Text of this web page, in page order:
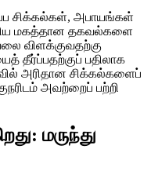
சிக்கல்கள், அபாயங்கள்
மகத்தான தகவல்களை
விளக்குவதற்கு
தீர்ப்பதற்குப் பதிலாக
அரிதான சிக்கல்களைப்
அவற்றைப் பற்றி
மருந்து